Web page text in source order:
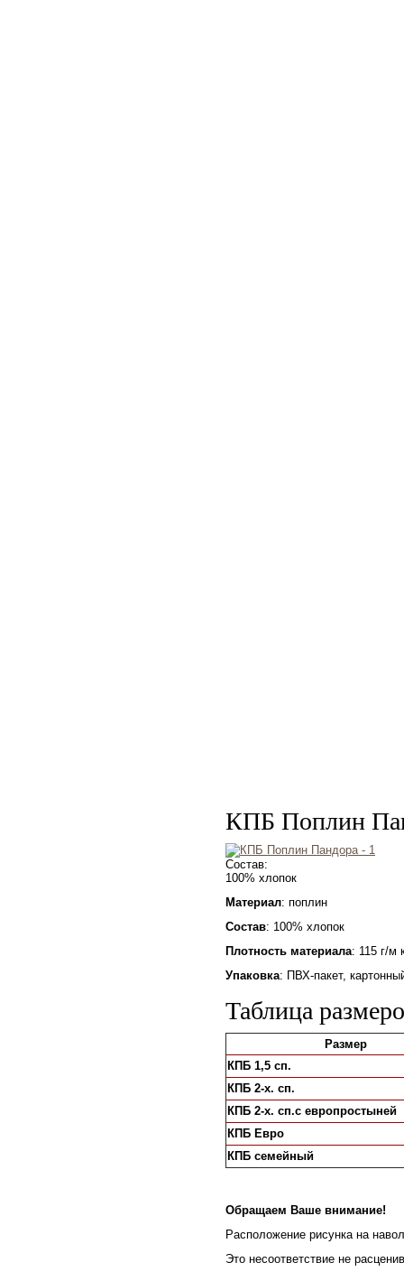
КПБ Поплин
Состав:
100% хлопок
Материал: поплин
Состав: 100% хлопок
Плотность материала: 115 г/м
Упаковка: ПВХ-пакет,
Таблица
Размер
КПБ 1,5 сп.
КПБ 2-х. сп.
КПБ 2-х. сп.с европростыней
КПБ Евро
КПБ семейный
Обращаем Ваше внимание!
Расположение рисунка на
Это несоответствие не